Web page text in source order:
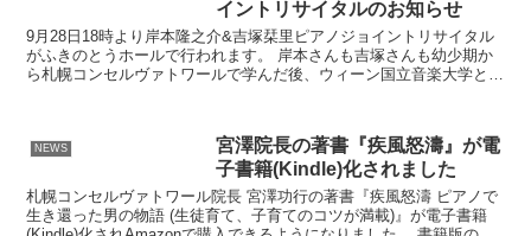
イントリサイタルのお知らせ
9月28日18時より岸本隆之介&吉塚栞里ピアノジョイントリサイタル
がふきのとうホールで行われます。 岸本さんも吉塚さんも幼少期か
ら札幌コンセルヴァトワールで学んだ後、ウィーン国立音楽大学とハ
NEWS
宮澤院長の著書『疾風怒濤』が電
子書籍(Kindle)化されました
札幌コンセルヴァトワール院長 宮澤功行の著書『疾風怒濤 ピアノで
生き還った男の物語 (生徒育て、子育てのコツが満載)』が電子書籍